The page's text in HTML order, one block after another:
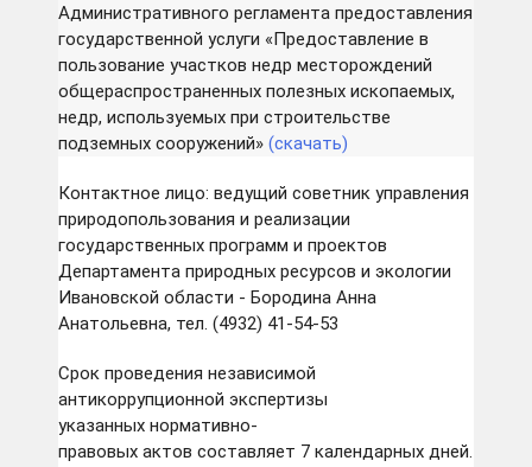
Административного регламента предоставления
государственной услуги «Предоставление в
пользование участков недр месторождений
общераспространенных полезных ископаемых,
недр, используемых при строительстве
подземных сооружений» (скачать)
Контактное лицо: ведущий советник управления
природопользования и реализации
государственных программ и проектов
Департамента природных ресурсов и экологии
Ивановской области - Бородина Анна
Анатольевна, тел. (4932) 41-54-53
Срок проведения независимой
антикоррупционной экспертизы
указанных нормативно-
правовых актов составляет 7 календарных дней.